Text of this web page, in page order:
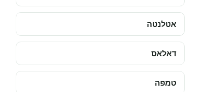
אטלנטה
דאלאס
טמפה